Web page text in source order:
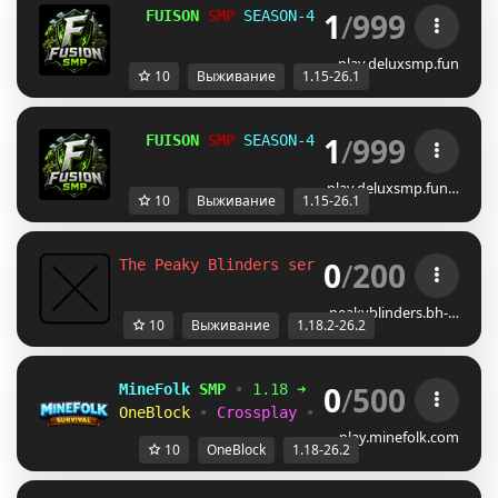
FUISON SMP SEASON-4 PLAY.FUISON
1/999
play.deluxsmp.fun
10 Выживание 1.15-26.1
FUISON SMP SEASON-4 PLAY.FUISON
1/999
play.deluxsmp.fun…
10 Выживание 1.15-26.1
The Peaky Blinders server [1.18.2-26.2]
0/200
peakyblinders.bh-…
10 Выживание 1.18.2-26.2
MineFolk SMP • 1.18 ➜ 26.2 •
OneBlock
• Crossplay • Economy • PvP
0/500
play.minefolk.com
10 OneBlock 1.18-26.2